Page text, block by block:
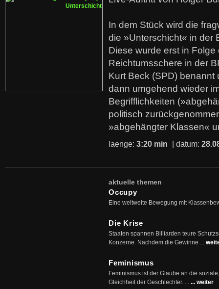
In dem Stück wird die
die »Unterschicht« in der
Diese wurde erst in
Reichtumsschere in der
Kurt Beck (SPD)
dann umgehend wieder
Begrifflichkeiten
politisch
»abgehängter Klassen«
laenge: 3:20 min | datum:
aktuelle themen
Occupy
Eine weltweite Bewegung mit
Die Krise
Staaten spannen Billiarden teure
Konzerne. Nachdem die Gewinne ...
Feminismus
Feminismus ist der Glaube an die
Gleichheit der Geschlechter. ... ... weiter